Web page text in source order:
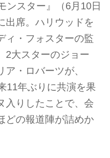
ンスター』（6月10日
出席。ハリウッドを
ィ・フォスターの監
2大スターのジョー
・ロバーツが、
11年ぶりに共演を果
入りしたことで、会
どの報道陣が詰めか